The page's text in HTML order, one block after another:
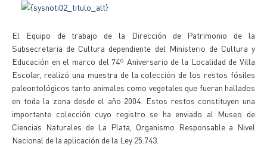
El Equipo de trabajo de la Dirección de Patrimonio de la
Subsecretaria de Cultura dependiente del Ministerio de Cultura y
Educación en el marco del 74º Aniversario de la Localidad de Villa
Escolar, realizó una muestra de la colección de los restos fósiles
paleontológicos tanto animales como vegetales que fueran hallados
en toda la zona desde el año 2004. Estos restos constituyen una
importante colección cuyo registro se ha enviado al Museo de
Ciencias Naturales de La Plata, Organismo Responsable a Nivel
Nacional de la aplicación de la Ley 25.743.